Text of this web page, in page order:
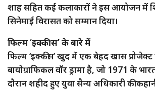
शाह सहित कई कलाकारों ने इस आयोजन में
सिनेमाई विरासत को सम्मान दिया।
फिल्म ‘इक्कीस’ के बारे में
फिल्म ‘इक्कीस’ खुद में एक बेहद खास
बायोग्राफिकल वॉर ड्रामा है, जो 1971 के
दौरान शहीद हुए युवा सैन्य अधिकारी की